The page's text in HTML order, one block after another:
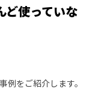
ど使っていな
例をご紹介します。